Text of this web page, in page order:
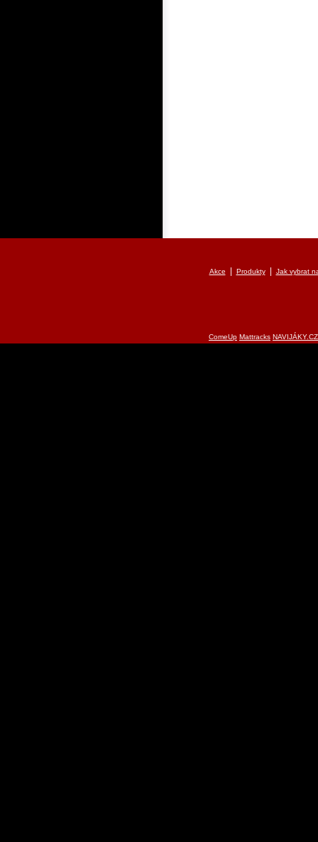
Akce Produkty| Jak vybrat
ComeUp Mattracks